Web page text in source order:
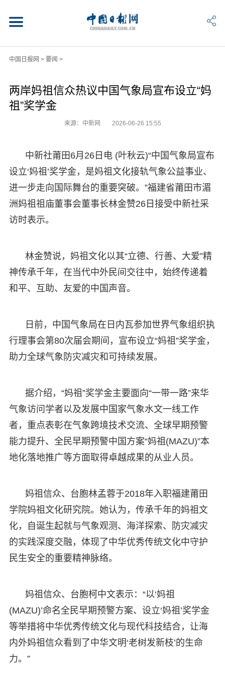
中国日报网 > 要闻 >
两岸妈祖信众热议中国气象局宣布设立“妈
祖”奖学金
来源：中新网 2026-06-26 15:55
中新社莆田6月26日电 (叶秋云)“中国气象局宣布
设立‘妈祖’奖学金，是妈祖文化接轨气象公益事业、
进一步走向国际舞台的重要突破。”福建省莆田市湄
洲妈祖祖庙董事会董事长林金赞26日接受中新社采
访时表示。
林金赞说，妈祖文化以其“立德、行善、大爱”精
神传承千年，在当代中外民间交往中，始终传递着
和平、互助、友爱的中国声音。
日前，中国气象局在日内瓦参加世界气象组织执
行理事会第80次届会期间，宣布设立“妈祖”奖学金，
助力全球气象防灾减灾和可持续发展。
据介绍，“妈祖”奖学金主要面向“一带一路”来华
气象访问学者以及发展中国家气象水文一线工作
者，重点表彰在气象跨境技术交流、全球早期预警
能力提升、全民早期预警中国方案“妈祖(MAZU)”本
地化落地推广等方面取得卓越成果的从业人员。
妈祖信众、台胞林孟蓉于2018年入职福建莆田
学院妈祖文化研究院。她认为，传承千年的妈祖文
化，自诞生起就与气象观测、海洋探索、防灾减灾
的实践深度交融，体现了中华优秀传统文化中守护
民生安全的重要精神脉络。
妈祖信众、台胞柯中文表示：“以‘妈祖
(MAZU)’命名全民早期预警方案、设立‘妈祖’奖学金
等举措将中华优秀传统文化与现代科技结合，让海
内外妈祖信众看到了中华文明‘老树发新枝’的生命
力。”